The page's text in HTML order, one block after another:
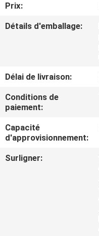
VISITE
CONTRÔLE
DE
QUALITÉ
CONTACTEZ-
NOUS
Prix:
Détails d'emballage:
Délai de livraison:
Conditions de
paiement:
Capacité
d'approvisionnement:
Surligner: